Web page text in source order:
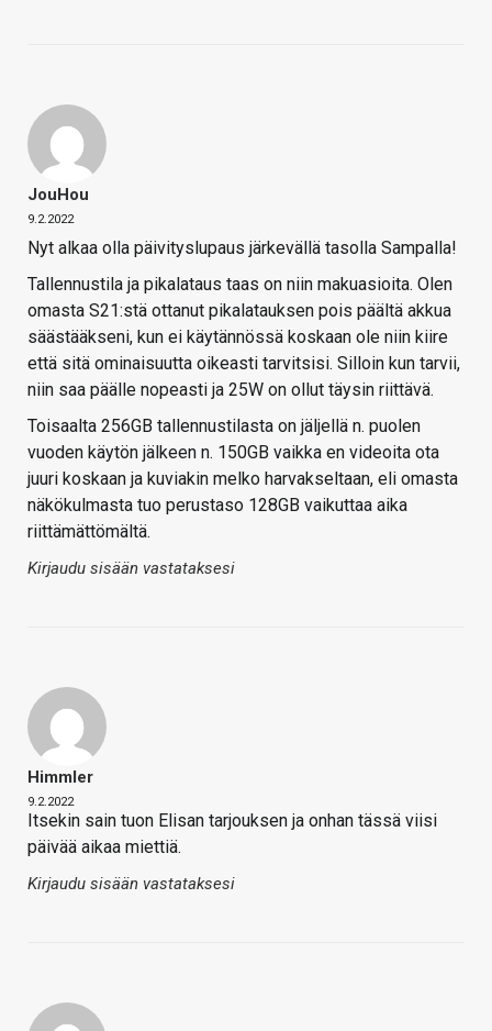
JouHou
9.2.2022
Nyt alkaa olla päivityslupaus järkevällä tasolla Sampalla!
Tallennustila ja pikalataus taas on niin makuasioita. Olen
omasta S21:stä ottanut pikalatauksen pois päältä akkua
säästääkseni, kun ei käytännössä koskaan ole niin kiire
että sitä ominaisuutta oikeasti tarvitsisi. Silloin kun tarvii,
niin saa päälle nopeasti ja 25W on ollut täysin riittävä.
Toisaalta 256GB tallennustilasta on jäljellä n. puolen
vuoden käytön jälkeen n. 150GB vaikka en videoita ota
juuri koskaan ja kuviakin melko harvakseltaan, eli omasta
näkökulmasta tuo perustaso 128GB vaikuttaa aika
riittämättömältä.
Kirjaudu sisään vastataksesi
Himmler
9.2.2022
Itsekin sain tuon Elisan tarjouksen ja onhan tässä viisi
päivää aikaa miettiä.
Kirjaudu sisään vastataksesi